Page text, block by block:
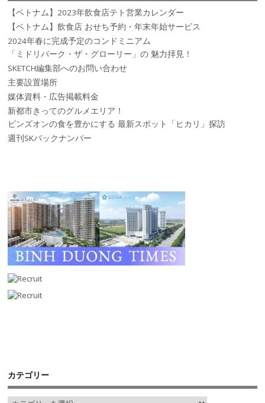
【ベトナム】2023年飲食店テト営業カレンダー
【ベトナム】飲食店 おせち予約・年末年始サービス
2024年春に完成予定のコンドミニアム
「ミドリパーク・ザ・グローリー」の 魅力拝見！
SKETCH編集部へのお問い合わせ
主要設置場所
媒体資料・広告掲載料金
新都市きってのグルメエリア！
ビンズオンの食を豊かにする 最新スポット「ヒカリ」探訪
週刊SKバックナンバー
カテゴリー